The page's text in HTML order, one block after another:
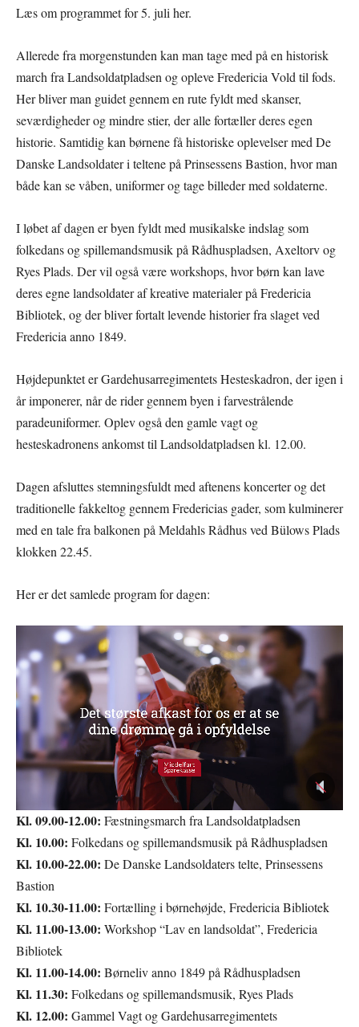
Læs om programmet for 5. juli her.
Allerede fra morgenstunden kan man tage med på en historisk
march fra Landsoldatpladsen og opleve Fredericia Vold til fods.
Her bliver man guidet gennem en rute fyldt med skanser,
seværdigheder og mindre stier, der alle fortæller deres egen
historie. Samtidig kan børnene få historiske oplevelser med De
Danske Landsoldater i teltene på Prinsessens Bastion, hvor man
både kan se våben, uniformer og tage billeder med soldaterne.
I løbet af dagen er byen fyldt med musikalske indslag som
folkedans og spillemandsmusik på Rådhuspladsen, Axeltorv og
Ryes Plads. Der vil også være workshops, hvor børn kan lave
deres egne landsoldater af kreative materialer på Fredericia
Bibliotek, og der bliver fortalt levende historier fra slaget ved
Fredericia anno 1849.
Højdepunktet er Gardehusarregimentets Hesteskadron, der igen i
år imponerer, når de rider gennem byen i farvestrålende
paradeuniformer. Oplev også den gamle vagt og
hesteskadronens ankomst til Landsoldatpladsen kl. 12.00.
Dagen afsluttes stemningsfuldt med aftenens koncerter og det
traditionelle fakkeltog gennem Fredericias gader, som kulminerer
med en tale fra balkonen på Meldahls Rådhus ved Bülows Plads
klokken 22.45.
Her er det samlede program for dagen:
Kl. 09.00-12.00: Fæstningsmarch fra Landsoldatpladsen
Kl. 10.00: Folkedans og spillemandsmusik på Rådhuspladsen
Kl. 10.00-22.00: De Danske Landsoldaters telte, Prinsessens
Bastion
Kl. 10.30-11.00: Fortælling i børnehøjde, Fredericia Bibliotek
Kl. 11.00-13.00: Workshop “Lav en landsoldat”, Fredericia
Bibliotek
Kl. 11.00-14.00: Børneliv anno 1849 på Rådhuspladsen
Kl. 11.30: Folkedans og spillemandsmusik, Ryes Plads
Kl. 12.00: Gammel Vagt og Gardehusarregimentets